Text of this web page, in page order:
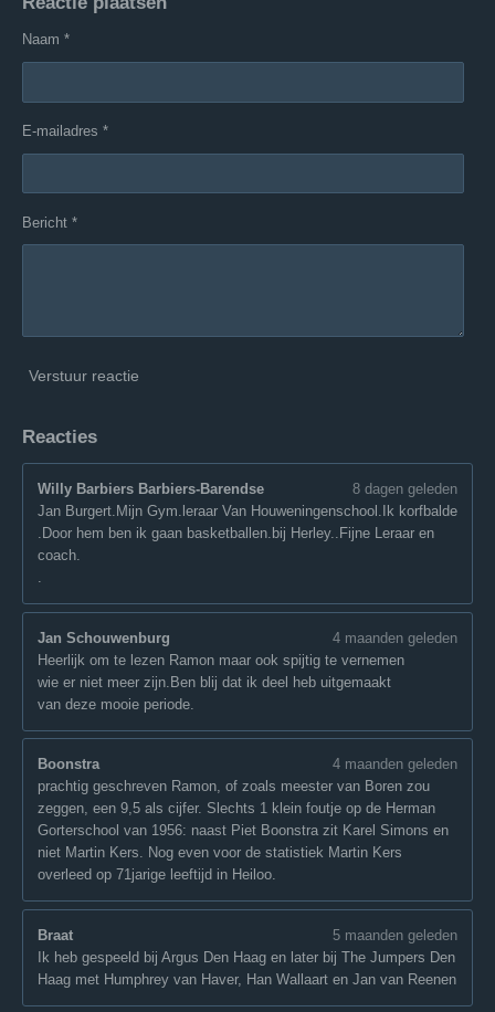
Naam *
E-mailadres *
Bericht *
Verstuur reactie
Reacties
Willy Barbiers Barbiers-Barendse
8 dagen geleden
Jan Burgert.Mijn Gym.leraar Van Houweningenschool.Ik korfbalde
.Door hem ben ik gaan basketballen.bij Herley..Fijne Leraar en
coach.
.
Jan Schouwenburg
4 maanden geleden
Heerlijk om te lezen Ramon maar ook spijtig te vernemen
wie er niet meer zijn.Ben blij dat ik deel heb uitgemaakt
van deze mooie periode.
Boonstra
4 maanden geleden
prachtig geschreven Ramon, of zoals meester van Boren zou
zeggen, een 9,5 als cijfer. Slechts 1 klein foutje op de Herman
Gorterschool van 1956: naast Piet Boonstra zit Karel Simons en
niet Martin Kers. Nog even voor de statistiek Martin Kers
overleed op 71jarige leeftijd in Heiloo.
Braat
5 maanden geleden
Ik heb gespeeld bij Argus Den Haag en later bij The Jumpers Den
Haag met Humphrey van Haver, Han Wallaart en Jan van Reenen